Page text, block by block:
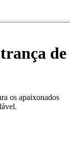
trança de
os apaixonados